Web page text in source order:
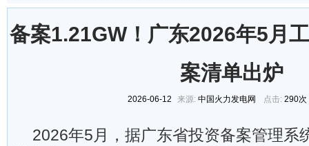
备案1.21GW！广东2026年5月
案清单出炉
2026-06-12 来源: 中国火力发电网 点击: 290次
2026年5月，据广东省投资备案管理系